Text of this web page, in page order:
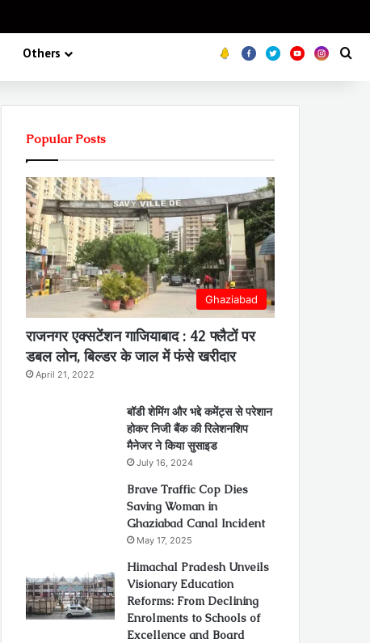
Others Koo FB TwitterYoutube
Popular Posts
Ghaziabad
राजनगर एक्सटेंशन गाजियाबाद : 42 फ्लैटों पर
डबल लोन, बिल्डर के जाल में फंसे खरीदार
April 21, 2022
बॉडी शेमिंग और भद्दे कमेंट्स से परेशान
होकर निजी बैंक की रिलेशनशिप
मैनेजर ने किया सुसाइड
July 16, 2024
Brave Traffic Cop Dies
Saving Woman in
Ghaziabad Canal Incident
May 17, 2025
Himachal Pradesh Unveils
Visionary Education
Reforms: From Declining
Enrolments to Schools of
Excellence and Board